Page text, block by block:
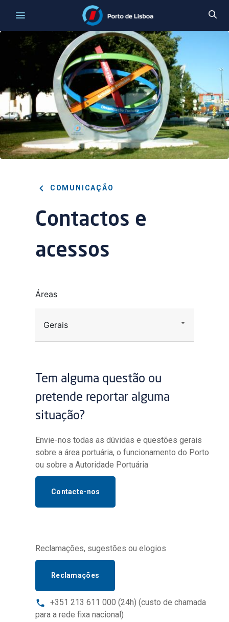
COMUNICAÇÃO
Contactos e
acessos
Áreas
Gerais
Tem alguma questão ou
pretende reportar alguma
situação?
Envie-nos todas as dúvidas e questões gerais
sobre a área portuária, o funcionamento do Porto
ou sobre a Autoridade Portuária
Contacte-nos
Reclamações, sugestões ou elogios
Reclamações
+351 213 611 000 (24h) (custo de chamada
para a rede fixa nacional)